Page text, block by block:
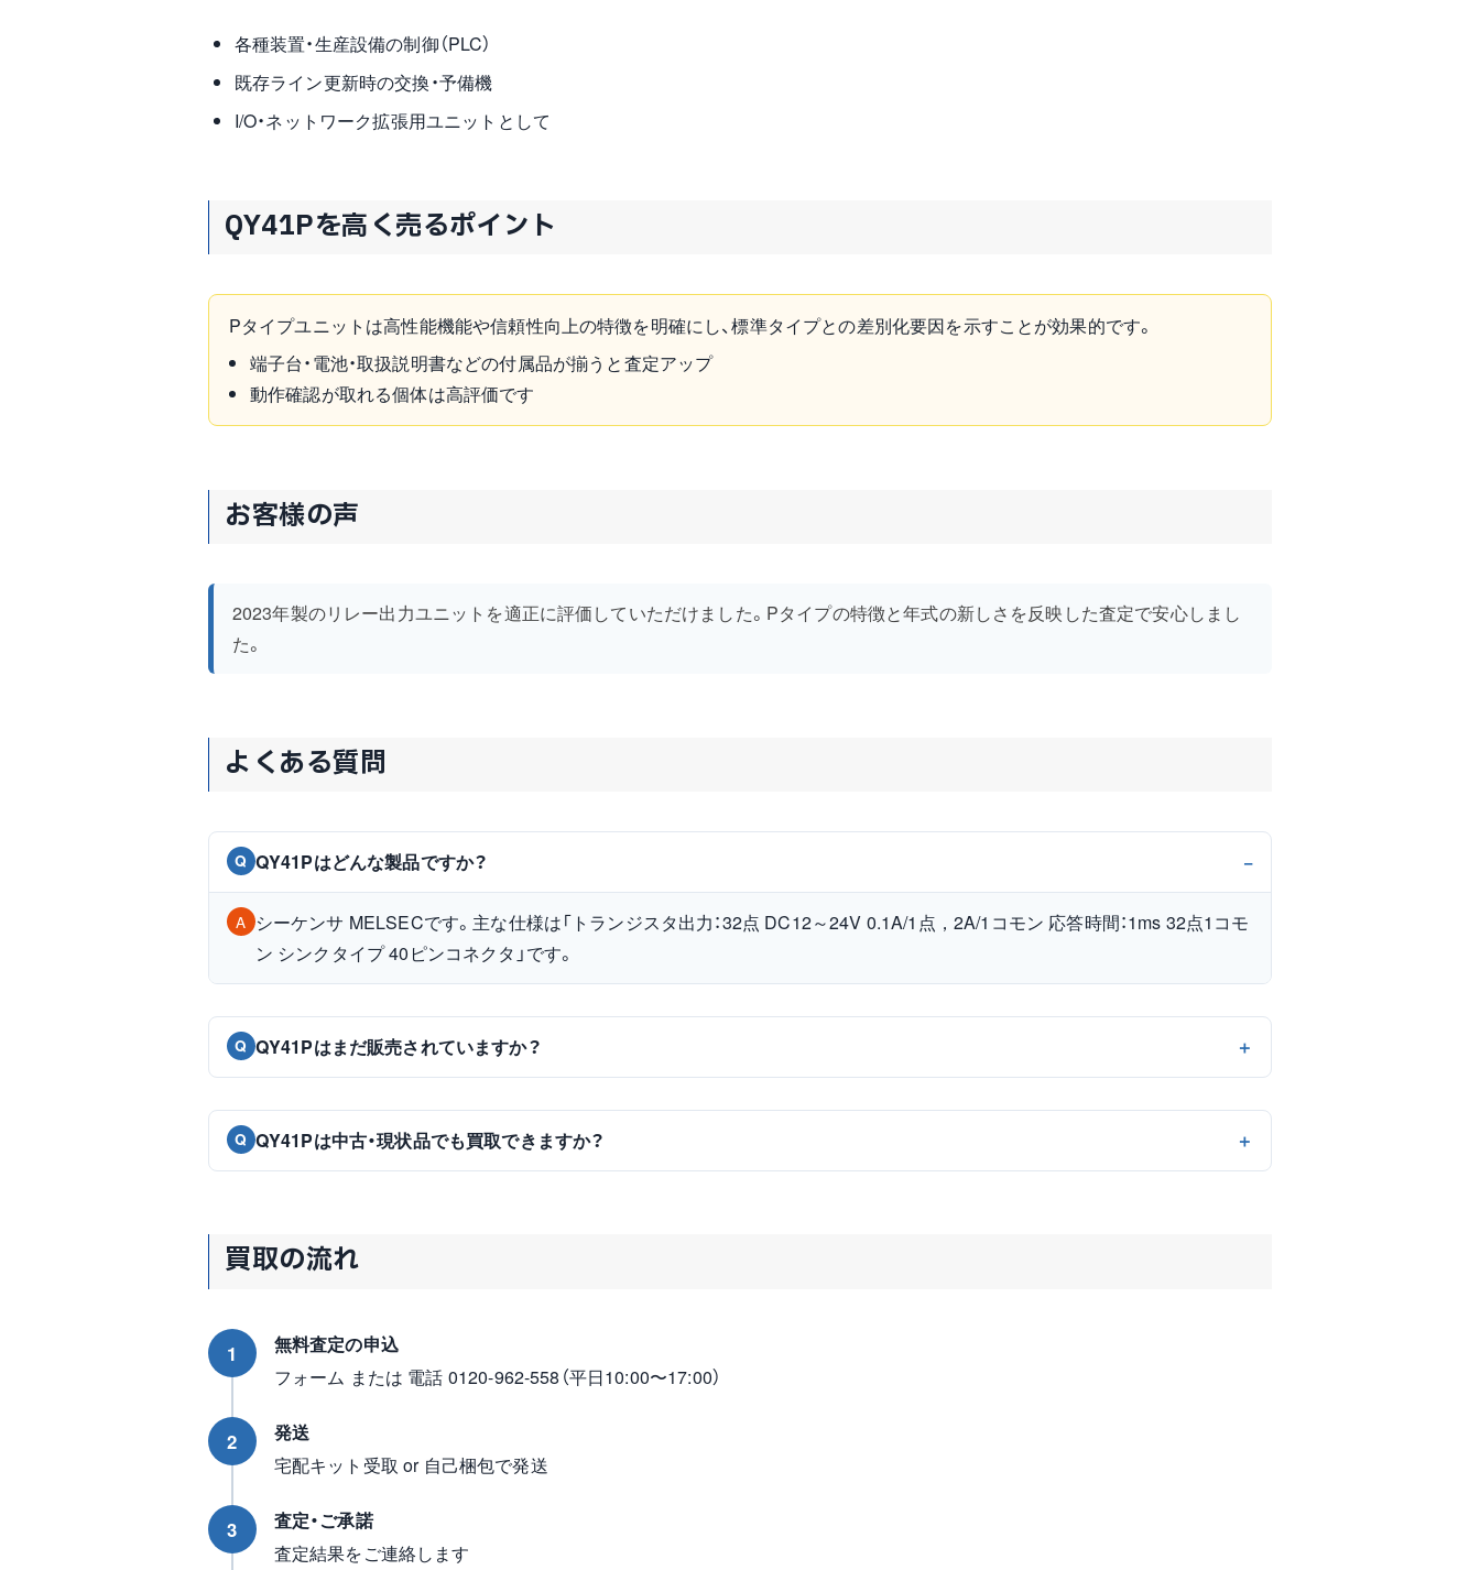
各種装置・生産設備の制御（PLC）
既存ライン更新時の交換・予備機
I/O・ネットワーク拡張用ユニットとして
QY41Pを高く売るポイント
Pタイプユニットは高性能機能や信頼性向上の特徴を明確にし、標準タイプとの差別化要因を示すことが効果的です。
端子台・電池・取扱説明書などの付属品が揃うと査定アップ
動作確認が取れる個体は高評価です
お客様の声
2023年製のリレー出力ユニットを適正に評価していただけました。Pタイプの特徴と年式の新しさを反映した査定で安心しまし
た。
よくある質問
Q QY41Pはどんな製品ですか？
A シーケンサ MELSECです。主な仕様は「トランジスタ出力：32点 DC12～24V 0.1A/1点，2A/1コモン 応答時間：1ms 32点1コモ
ン シンクタイプ 40ピンコネクタ」です。
Q QY41Pはまだ販売されていますか？
Q QY41Pは中古・現状品でも買取できますか？
買取の流れ
1
無料査定の申込
フォーム または 電話 0120-962-558（平日10:00〜17:00）
2
発送
宅配キット受取 or 自己梱包で発送
3
査定・ご承諾
査定結果をご連絡します